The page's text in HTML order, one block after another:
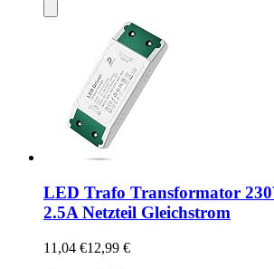
LED Trafo Transformator
2.5A Netzteil Gleichstrom
11,04 €12,99 €